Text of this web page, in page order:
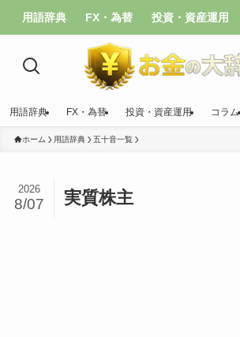
用語辞典 FX・為替 投資・資産運用
用語辞典 FX・為替 投資・資産運用 コラム
ホーム 用語辞典 五十音一覧
実質株主
2026
8/07